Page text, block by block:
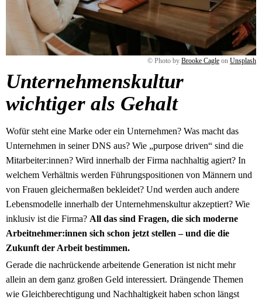
© Photo by Brooke Cagle on Unsplash
Unternehmenskultur
wichtiger als Gehalt
Wofür steht eine Marke oder ein Unternehmen? Was macht das
Unternehmen in seiner DNS aus? Wie „purpose driven“ sind die
Mitarbeiter:innen? Wird innerhalb der Firma nachhaltig agiert? In
welchem Verhältnis werden Führungspositionen von Männern und
von Frauen gleichermaßen bekleidet? Und werden auch andere
Lebensmodelle innerhalb der Unternehmenskultur akzeptiert? Wie
inklusiv ist die Firma? All das sind Fragen, die sich moderne
Arbeitnehmer:innen sich schon jetzt stellen – und die die
Zukunft der Arbeit bestimmen.
Gerade die nachrückende arbeitende Generation ist nicht mehr
allein an dem ganz großen Geld interessiert. Drängende Themen
wie Gleichberechtigung und Nachhaltigkeit haben schon längst